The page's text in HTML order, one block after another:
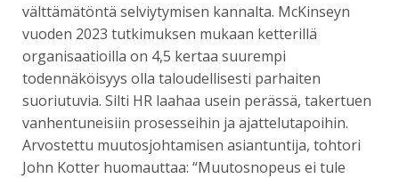
välttämätöntä selviytymisen kannalta. McKinseyn
vuoden 2023 tutkimuksen mukaan ketterillä
organisaatioilla on 4,5 kertaa suurempi
todennäköisyys olla taloudellisesti parhaiten
suoriutuvia. Silti HR laahaa usein perässä, takertuen
vanhentuneisiin prosesseihin ja ajattelutapoihin.
Arvostettu muutosjohtamisen asiantuntija, tohtori
John Kotter huomauttaa: “Muutosnopeus ei tule